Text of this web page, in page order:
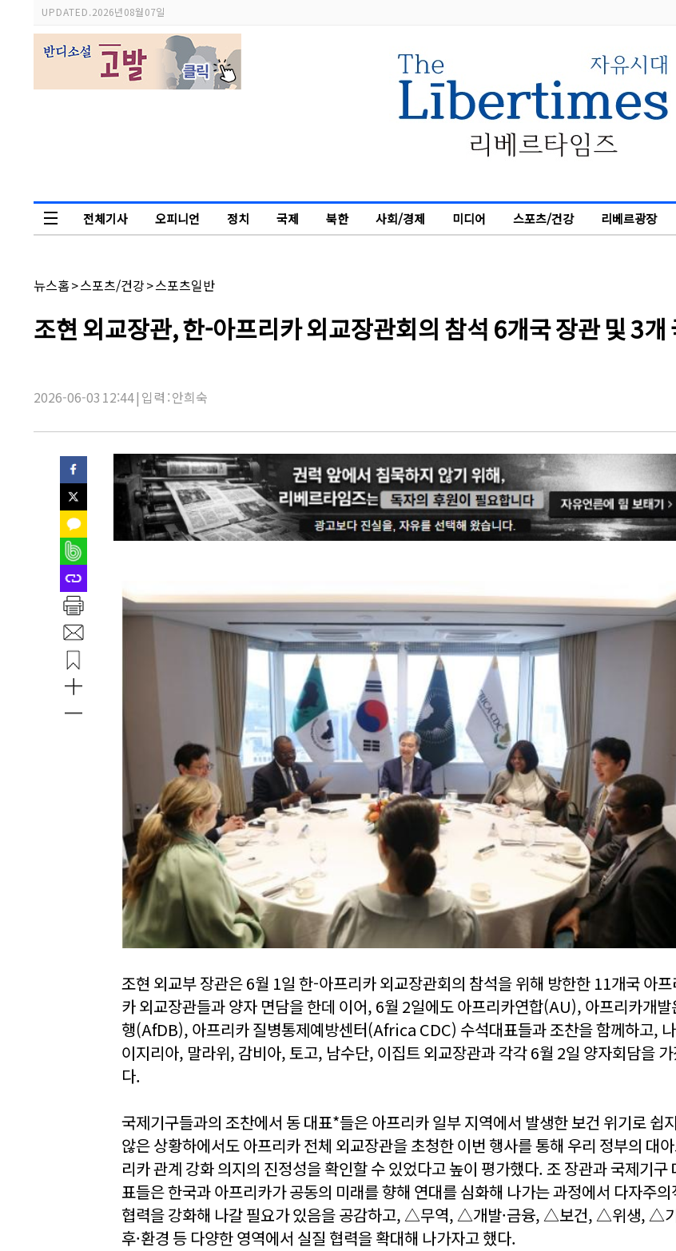
UPDATED.2026년 08월 07일
전체기사 오피니언 정치 국제 북한 사회/경제 미디어 스포츠/건강 리베르광장
채
널
뉴스홈>스포츠/건강>스포츠일반
기
사
조현 외교장관, 한-아프리카 외교장관회의 참석 6개국 장관 및 3
2026-06-03 12:44 | 입력 : 안희숙
조현 외교부 장관은 6월 1일 한-아프리카 외교장관회의 참석을 위해 방한한 11개국 아프
카 외교장관들과 양자 면담을 한데 이어, 6월 2일에도 아프리카연합(AU), 아프리카개발
행(AfDB), 아프리카 질병통제예방센터(Africa CDC) 수석대표들과 조찬을 함께하고, 나
이지리아, 말라위, 감비아, 토고, 남수단, 이집트 외교장관과 각각 6월 2일 양자회담을
다.
국제기구들과의 조찬에서 동 대표*들은 아프리카 일부 지역에서 발생한 보건 위기로 쉽지
않은 상황하에서도 아프리카 전체 외교장관을 초청한 이번 행사를 통해 우리 정부의 대
리카 관계 강화 의지의 진정성을 확인할 수 있었다고 높이 평가했다. 조 장관과 국제기구
표들은 한국과 아프리카가 공동의 미래를 향해 연대를 심화해 나가는 과정에서 다자주의
협력을 강화해 나갈 필요가 있음을 공감하고, △무역, △개발·금융, △보건, △위생, △
후·환경 등 다양한 영역에서 실질 협력을 확대해 나가자고 했다.